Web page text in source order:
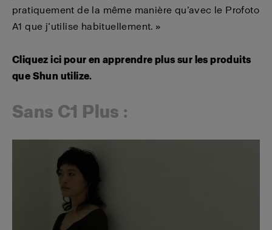
pratiquement de la même manière qu’avec le Profoto
A1 que j’utilise habituellement. »
Cliquez ici pour en apprendre plus sur les produits
que Shun utilize.
Sans C1 Plus :